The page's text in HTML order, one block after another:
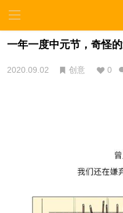
一年一度中元节，奇怪
2020.09.02 创意 0